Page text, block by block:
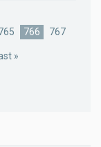
Current
766 Page
767
»